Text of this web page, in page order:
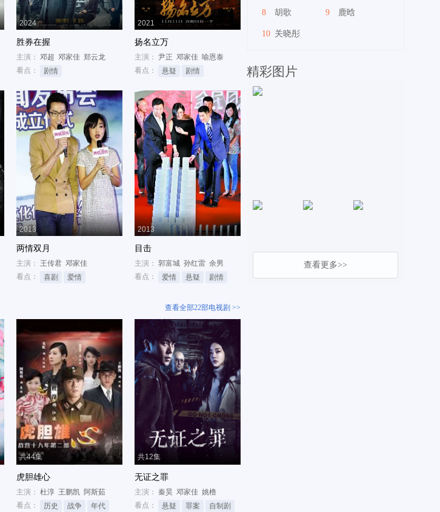
2024
胜券在握
主演： 邓超 邓家佳 郑云龙
看点：
剧情
2021
扬名立万
主演： 尹正 邓家佳 喻恩泰
看点：
悬疑 剧情
2013
两情双月
主演： 王传君 邓家佳
看点：
喜剧 爱情
2013
目击
主演： 郭富城 孙红雷 余男
看点：
爱情 悬疑 剧情
查看全部22部电视剧 >>
共44集
虎胆雄心
主演： 杜淳 王鹏凯 阿斯茹
看点：
历史 战争 年代
共12集
无证之罪
主演： 秦昊 邓家佳 姚橹
看点：
悬疑 罪案 自制剧
8 胡歌 9 鹿晗
10 关晓彤
精彩图片
查看更多>>